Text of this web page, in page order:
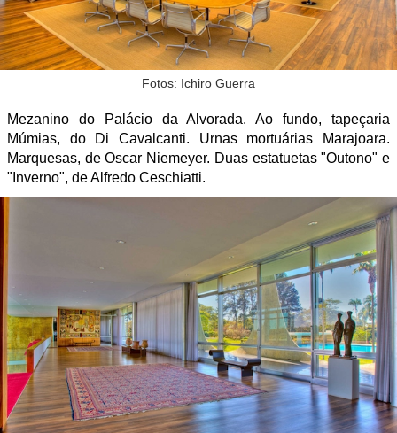
Fotos: Ichiro Guerra
Mezanino do Palácio da Alvorada. Ao fundo, tapeçaria
Múmias, do Di Cavalcanti. Urnas mortuárias Marajoara.
Marquesas, de Oscar Niemeyer. Duas estatuetas "Outono" e
"Inverno", de Alfredo Ceschiatti.